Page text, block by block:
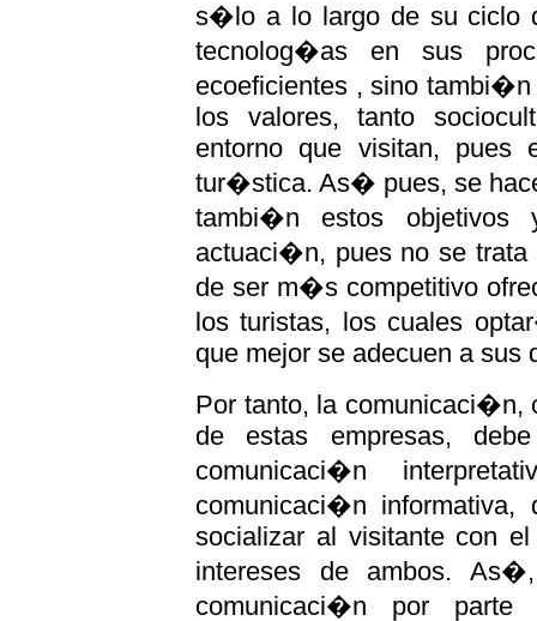
s�lo a lo largo de su ciclo
tecnolog�as en sus
ecoeficientes , sino
los valores, tanto
entorno que visitan, pues
tur�stica. As� pues, se
tambi�n estos
actuaci�n, pues no se trata
de ser m�s competitivo
los turistas, los cuales
que mejor se adecuen a sus
Por tanto, la comunicaci�n,
de estas empresas,
comunicaci�n
comunicaci�n informativa,
socializar al visitante con
intereses de ambos.
comunicaci�n por